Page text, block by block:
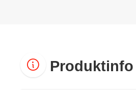
Produktinfo